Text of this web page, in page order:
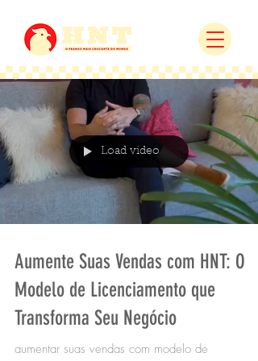
Load video
Aumente Suas Vendas com HNT: O
Modelo de Licenciamento que
Transforma Seu Negócio
aumentar suas vendas com modelo de